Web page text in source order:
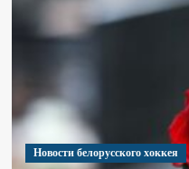
Новости белорусского хоккея